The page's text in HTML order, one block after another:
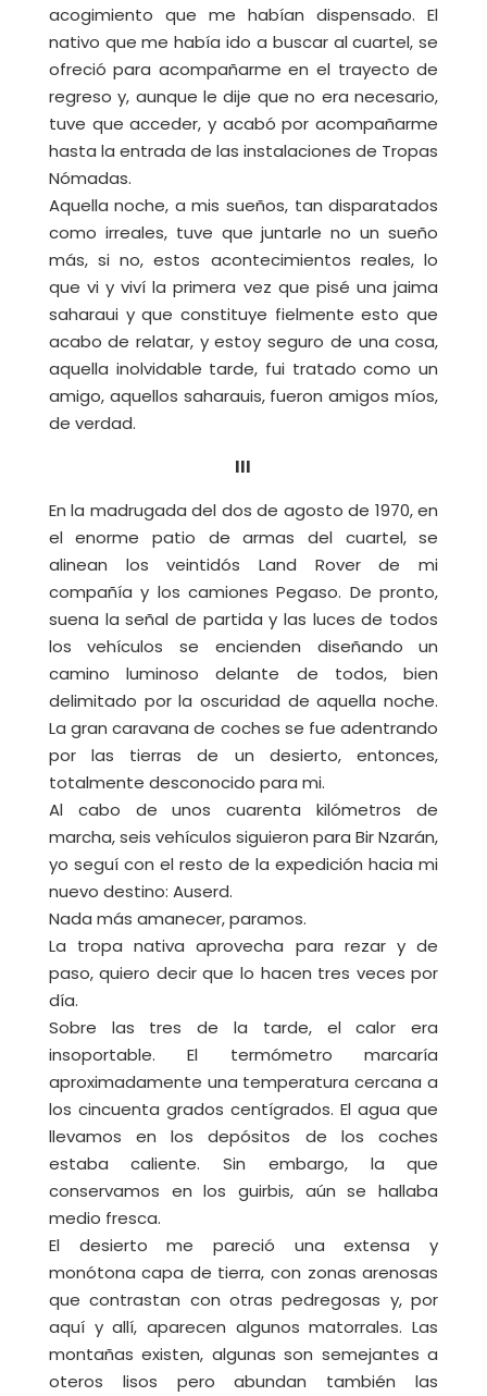
acogimiento que me habían dispensado. El
nativo que me había ido a buscar al cuartel, se
ofreció para acompañarme en el trayecto de
regreso y, aunque le dije que no era necesario,
tuve que acceder, y acabó por acompañarme
hasta la entrada de las instalaciones de Tropas
Nómadas.
Aquella noche, a mis sueños, tan disparatados
como irreales, tuve que juntarle no un sueño
más, si no, estos acontecimientos reales, lo
que vi y viví la primera vez que pisé una jaima
saharaui y que constituye fielmente esto que
acabo de relatar, y estoy seguro de una cosa,
aquella inolvidable tarde, fui tratado como un
amigo, aquellos saharauis, fueron amigos míos,
de verdad.
III
En la madrugada del dos de agosto de 1970, en
el enorme patio de armas del cuartel, se
alinean los veintidós Land Rover de mi
compañía y los camiones Pegaso. De pronto,
suena la señal de partida y las luces de todos
los vehículos se encienden diseñando un
camino luminoso delante de todos, bien
delimitado por la oscuridad de aquella noche.
La gran caravana de coches se fue adentrando
por las tierras de un desierto, entonces,
totalmente desconocido para mi.
Al cabo de unos cuarenta kilómetros de
marcha, seis vehículos siguieron para Bir Nzarán,
yo seguí con el resto de la expedición hacia mi
nuevo destino: Auserd.
Nada más amanecer, paramos.
La tropa nativa aprovecha para rezar y de
paso, quiero decir que lo hacen tres veces por
día.
Sobre las tres de la tarde, el calor era
insoportable. El termómetro marcaría
aproximadamente una temperatura cercana a
los cincuenta grados centígrados. El agua que
llevamos en los depósitos de los coches
estaba caliente. Sin embargo, la que
conservamos en los guirbis, aún se hallaba
medio fresca.
El desierto me pareció una extensa y
monótona capa de tierra, con zonas arenosas
que contrastan con otras pedregosas y, por
aquí y allí, aparecen algunos matorrales. Las
montañas existen, algunas son semejantes a
oteros lisos pero abundan también las